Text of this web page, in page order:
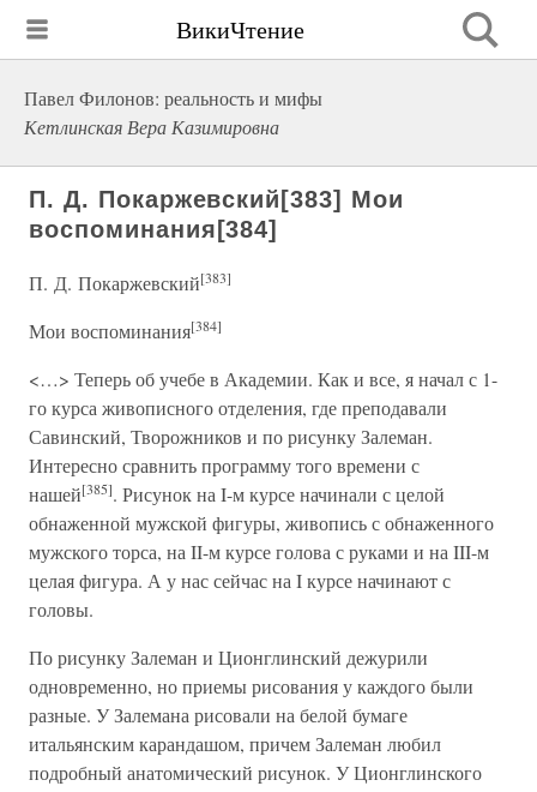
ВикиЧтение
Павел Филонов: реальность и мифы
Кетлинская Вера Казимировна
П. Д. Покаржевский[383] Мои
воспоминания[384]
П. Д. Покаржевский[383]
Мои воспоминания[384]
<…> Теперь об учебе в Академии. Как и все, я начал с 1-
го курса живописного отделения, где преподавали
Савинский, Творожников и по рисунку Залеман.
Интересно сравнить программу того времени с
нашей[385]. Рисунок на I-м курсе начинали с целой
обнаженной мужской фигуры, живопись с обнаженного
мужского торса, на II-м курсе голова с руками и на III-м
целая фигура. А у нас сейчас на I курсе начинают с
головы.
По рисунку Залеман и Ционглинский дежурили
одновременно, но приемы рисования у каждого были
разные. У Залемана рисовали на белой бумаге
итальянским карандашом, причем Залеман любил
подробный анатомический рисунок. У Ционглинского